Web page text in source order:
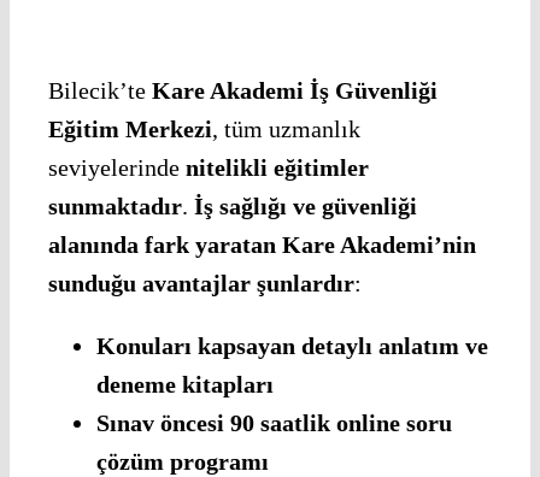
Bilecik’te Kare Akademi İş Güvenliği
Eğitim Merkezi, tüm uzmanlık
seviyelerinde nitelikli eğitimler
sunmaktadır. İş sağlığı ve güvenliği
alanında fark yaratan Kare Akademi’nin
sunduğu avantajlar şunlardır:
Konuları kapsayan detaylı anlatım ve
deneme kitapları
Sınav öncesi 90 saatlik online soru
çözüm programı